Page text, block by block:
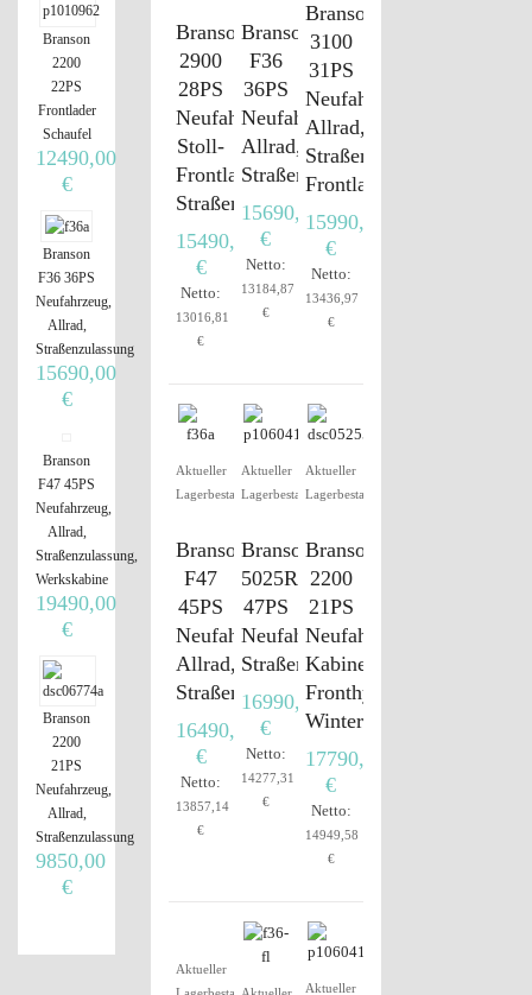
Branson
2900
28PS
Neufahrzeug,
Stoll-
Frontlader,
Straßenzulassung
15490,00
€
Netto:
13016,81
€
Branson
F36
36PS
Neufahrzeug,
Allrad,
Straßenzulassung
15690,00
€
Netto:
13184,87
€
Branson
3100
31PS
Neufahrzeug,
Allrad,
Straßenzulassung,
Frontlader
15990,00
€
Netto:
13436,97
€
Aktueller
Lagerbestand
Branson
F47
45PS
Neufahrzeug,
Allrad,
Straßenzulassung
16490,00
€
Netto:
13857,14
€
Aktueller
Lagerbestand
Branson
5025R
47PS
Neufahrzeug,
Straßenzulassung
16990,00
€
Netto:
14277,31
€
Aktueller
Lagerbestand
Branson
2200
21PS
Neufahrzeug,
Kabine,
Fronthydraulik,
Winterdienst
17790,00
€
Netto:
14949,58
€
Aktueller
Aktueller
Branson
2200
22PS
Frontlader
Schaufel
12490,00
€
Branson
F36 36PS
Neufahrzeug,
Allrad,
Straßenzulassung
15690,00
€
Branson
F47 45PS
Neufahrzeug,
Allrad,
Straßenzulassung,
Werkskabine
19490,00
€
Branson
2200
21PS
Neufahrzeug,
Allrad,
Straßenzulassung
9850,00
€